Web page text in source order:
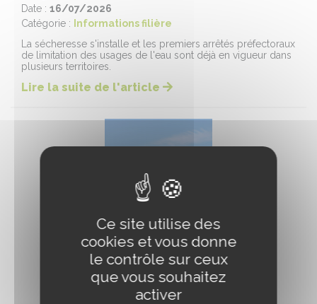
Date : 16/07/2026
Catégorie : Informations filière
La sécheresse s'installe et les premiers arrêtés préfectoraux
de limitation des usages de l'eau sont déjà en vigueur dans
plusieurs territoires.
Lire la suite de l'article
Ce site utilise des
cookies et vous donne
le contrôle sur ceux
que vous souhaitez
activer